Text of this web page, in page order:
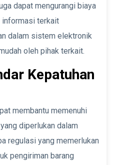
dapat mengurangi biaya
informasi terkait
dalam sistem elektronik
oleh pihak terkait.
Kepatuhan
membantu memenuhi
diperlukan dalam
regulasi yang memerlukan
pengiriman barang